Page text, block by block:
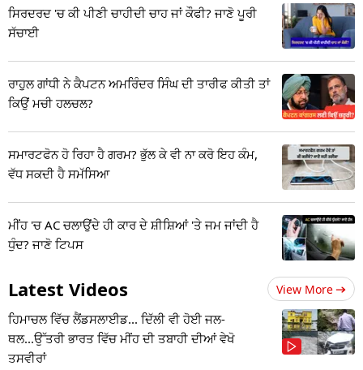
ਸਿਰਦਰਦ 'ਚ ਕੀ ਪੀਣੀ ਚਾਹੀਦੀ ਚਾਹ ਜਾਂ ਕੌਫੀ? ਜਾਣੋ ਪੂਰੀ
ਸੱਚਾਈ
ਰਾਹੁਲ ਗਾਂਧੀ ਨੇ ਕੈਪਟਨ ਅਮਰਿੰਦਰ ਸਿੰਘ ਦੀ ਤਾਰੀਫ ਕੀਤੀ ਤਾਂ
ਕਿਉਂ ਮਚੀ ਹਲਚਲ?
ਸਮਾਰਟਫੋਨ ਹੋ ਰਿਹਾ ਹੈ ਗਰਮ? ਭੁੱਲ ਕੇ ਵੀ ਨਾ ਕਰੋ ਇਹ ਕੰਮ,
ਵੱਧ ਸਕਦੀ ਹੈ ਸਮੱਸਿਆ
ਮੀਂਹ 'ਚ AC ਚਲਾਉਂਦੇ ਹੀ ਕਾਰ ਦੇ ਸ਼ੀਸ਼ਿਆਂ 'ਤੇ ਜਮ ਜਾਂਦੀ ਹੈ
ਧੁੰਦ? ਜਾਣੋ ਟਿਪਸ
Latest Videos View More
ਹਿਮਾਚਲ ਵਿੱਚ ਲੈਂਡਸਲਾਈਡ... ਦਿੱਲੀ ਵੀ ਹੋਈ ਜਲ-
ਥਲ...ਉੱਤਰੀ ਭਾਰਤ ਵਿੱਚ ਮੀਂਹ ਦੀ ਤਬਾਹੀ ਦੀਆਂ ਵੇਖੋ
ਤਸਵੀਰਾਂ